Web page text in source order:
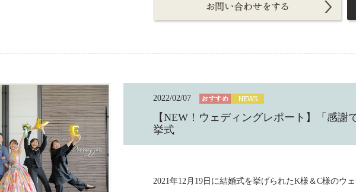
2022/02/07
【NEW！ウェディングレポート】「感謝
挙式
2021年12月19日に結婚式を挙げられたK様＆C様のウ